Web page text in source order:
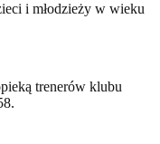
i młodzieży w wieku
trenerów klubu